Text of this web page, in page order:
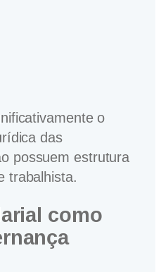
o
das
possuem estrutura
trabalhista.
como